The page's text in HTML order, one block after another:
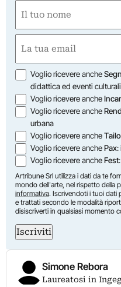
(Obbligatorio)
Nome
(Obbligatorio)
Opzioni
Voglio ricevere anche
didattica ed eventi culturali
Voglio ricevere anche
Voglio ricevere anche
urbana
Voglio ricevere anche
Voglio ricevere anchePax:
Voglio ricevere ancheFest
Artribune Srl utilizza i dati da te
mondo dell'arte, nel rispetto della
informativa. Iscrivendoti i tuoi dati
e trattati secondo le modalità
disiscriverti in qualsiasi momento
Iscriviti
Simone Rebora
Laureatosi in